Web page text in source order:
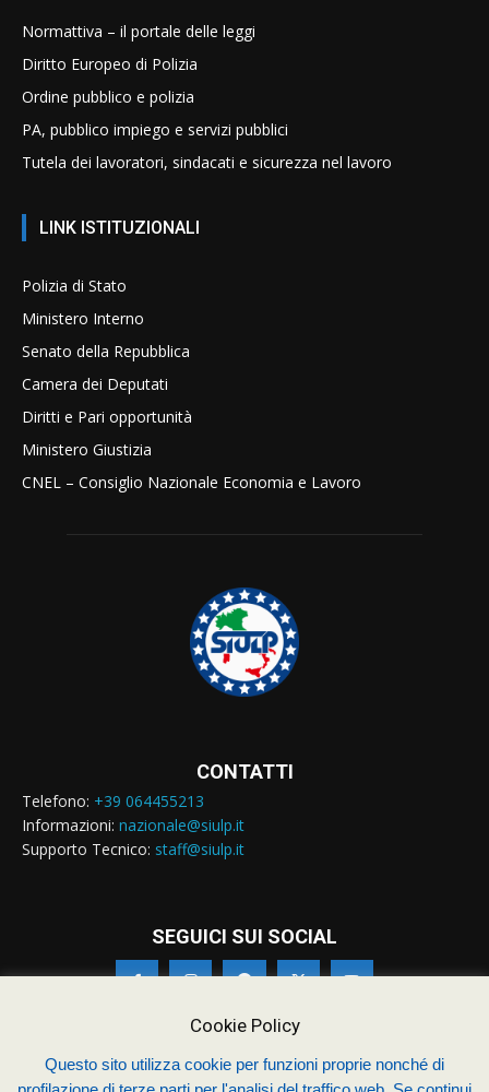
Normattiva – il portale delle leggi
Diritto Europeo di Polizia
Ordine pubblico e polizia
PA, pubblico impiego e servizi pubblici
Tutela dei lavoratori, sindacati e sicurezza nel lavoro
LINK ISTITUZIONALI
Polizia di Stato
Ministero Interno
Senato della Repubblica
Camera dei Deputati
Diritti e Pari opportunità
Ministero Giustizia
CNEL – Consiglio Nazionale Economia e Lavoro
CONTATTI
Telefono: +39 064455213
Informazioni: nazionale@siulp.it
Supporto Tecnico: staff@siulp.it
SEGUICI SUI SOCIAL
Cookie Policy
Questo sito utilizza cookie per funzioni proprie nonché di